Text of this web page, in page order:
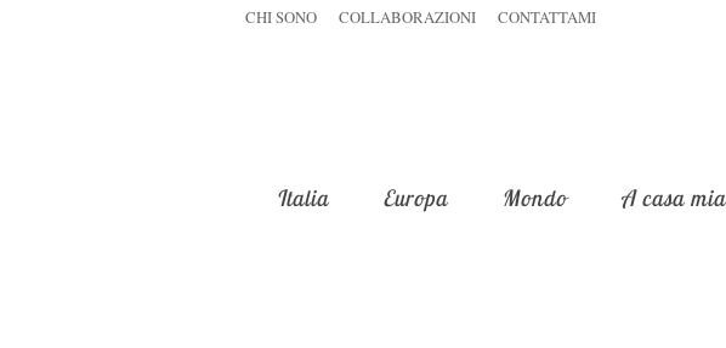
CHI SONO COLLABORAZIONI CONTATTAMI
Italia Europa Mondo A casa mia